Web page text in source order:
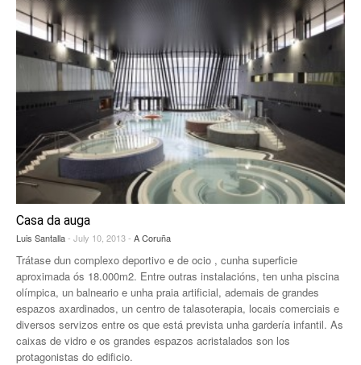
Casa da auga
Luis Santalla- July 10, 2013 - A Coruña
Trátase dun complexo deportivo e de ocio , cunha superficie
aproximada ós 18.000m2. Entre outras instalacións, ten unha piscina
olímpica, un balneario e unha praia artificial, ademais de grandes
espazos axardinados, un centro de talasoterapia, locais comerciais e
diversos servizos entre os que está prevista unha gardería infantil. As
caixas de vidro e os grandes espazos acristalados son los
protagonistas do edificio.